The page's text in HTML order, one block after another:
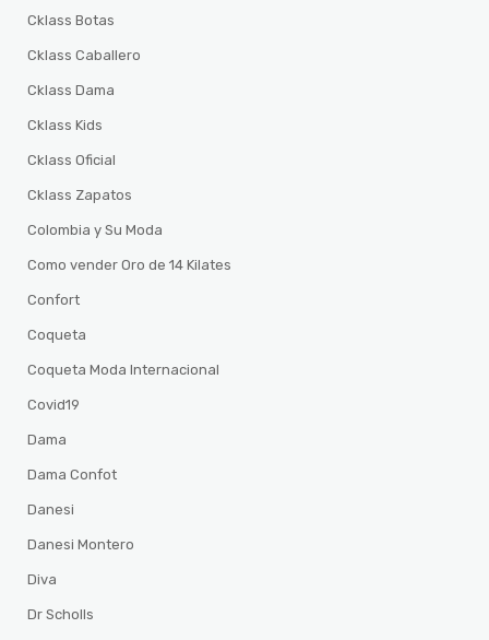
Cklass Botas
Cklass Caballero
Cklass Dama
Cklass Kids
Cklass Oficial
Cklass Zapatos
Colombia y Su Moda
Como vender Oro de 14 Kilates
Confort
Coqueta
Coqueta Moda Internacional
Covid19
Dama
Dama Confot
Danesi
Danesi Montero
Diva
Dr Scholls